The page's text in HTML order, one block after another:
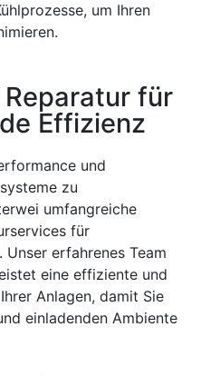
um Ihren
für
Effizienz
und
zu
umfangreiche
für
erfahrenes Team
eine effiziente und
Anlagen, damit Sie
einladenden Ambiente